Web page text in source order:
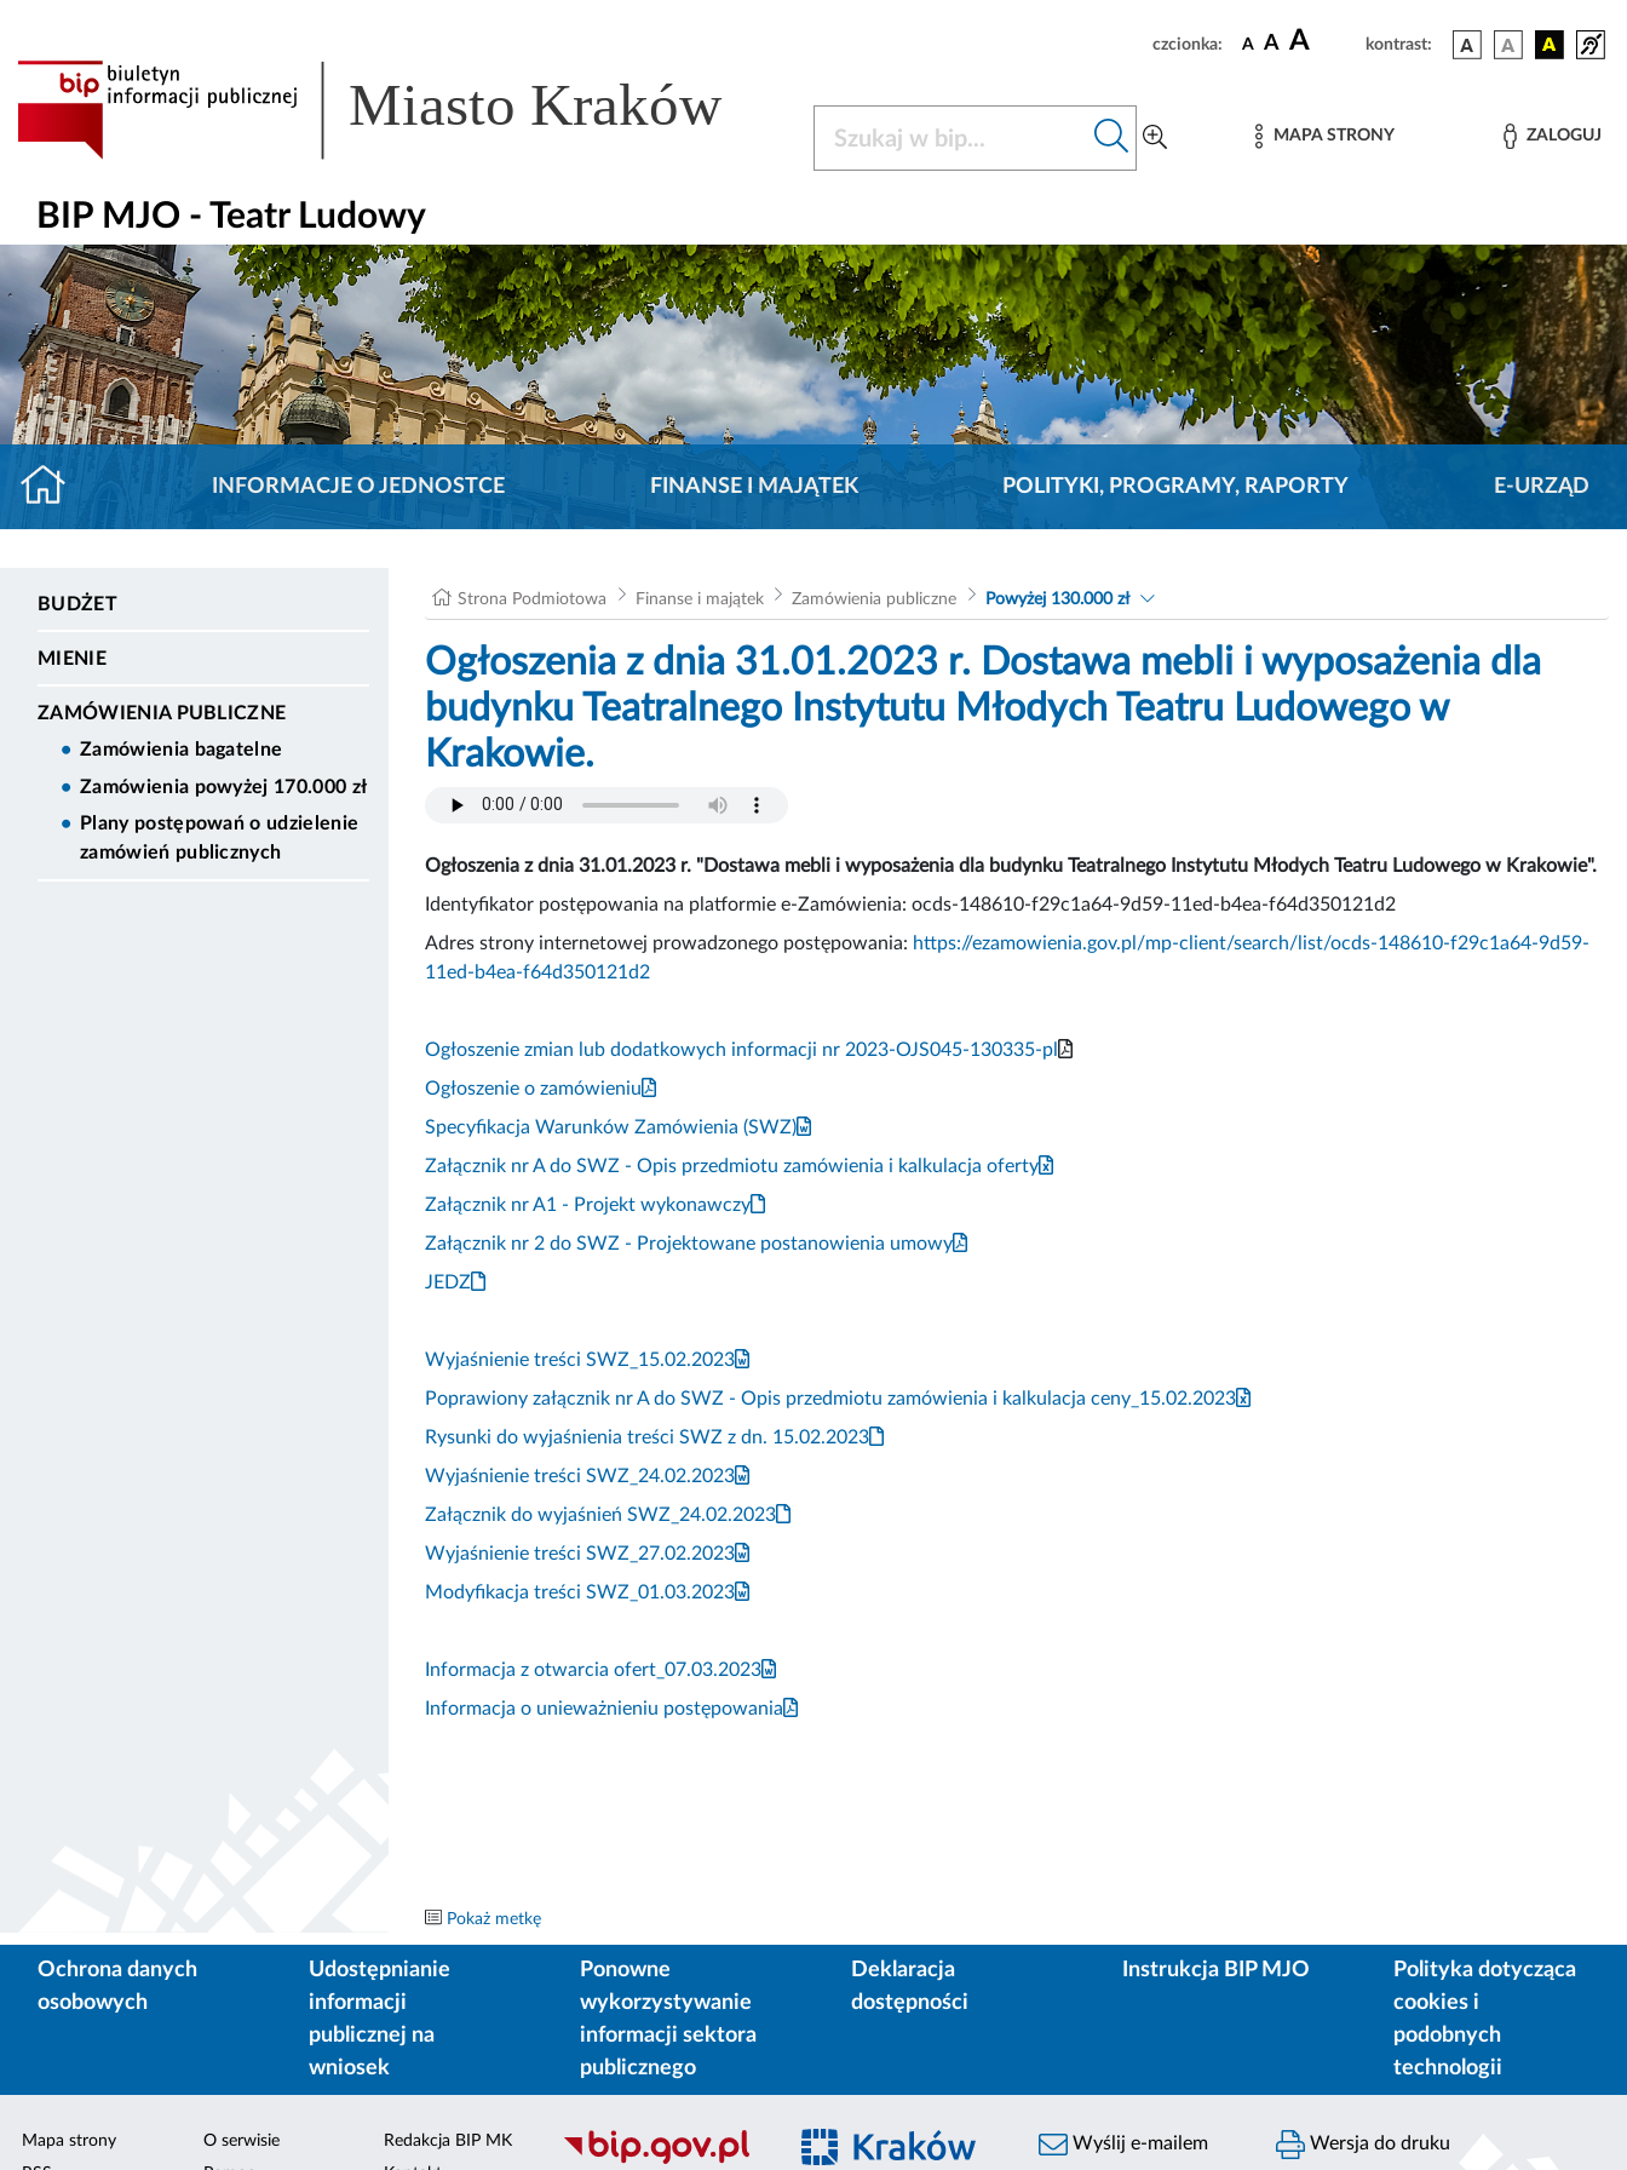
czcionka: A A A kontrast:
Miasto Kraków MAPA STRONY ZALOGUJ
BIP MJO - Teatr Ludowy
INFORMACJE O JEDNOSTCE FINANSE I MAJĄTEK POLITYKI, PROGRAMY, RAPORTY E-URZĄD
BUDŻET
MIENIE
ZAMÓWIENIA PUBLICZNE
Zamówienia bagatelne
Zamówienia powyżej 170.000 zł
Plany postępowań o udzielenie
zamówień publicznych
Strona Podmiotowa Finanse i majątek Zamówienia publiczne Powyżej 130.000 zł
Ogłoszenia z dnia 31.01.2023 r. Dostawa mebli i wyposażenia dla
budynku Teatralnego Instytutu Młodych Teatru Ludowego w
Krakowie.
Ogłoszenia z dnia 31.01.2023 r. "Dostawa mebli i wyposażenia dla budynku Teatralnego Instytutu Młodych Teatru Ludowego w Krakowie".
Identyfikator postępowania na platformie e-Zamówienia: ocds-148610-f29c1a64-9d59-11ed-b4ea-f64d350121d2
Adres strony internetowej prowadzonego postępowania: https://ezamowienia.gov.pl/mp-client/search/list/ocds-148610-f29c1a64-9d59-
11ed-b4ea-f64d350121d2
Ogłoszenie zmian lub dodatkowych informacji nr 2023-OJS045-130335-pl
Ogłoszenie o zamówieniu
Specyfikacja Warunków Zamówienia (SWZ)
Załącznik nr A do SWZ - Opis przedmiotu zamówienia i kalkulacja oferty
Załącznik nr A1 - Projekt wykonawczy
Załącznik nr 2 do SWZ - Projektowane postanowienia umowy
JEDZ
Wyjaśnienie treści SWZ_15.02.2023
Poprawiony załącznik nr A do SWZ - Opis przedmiotu zamówienia i kalkulacja ceny_15.02.2023
Rysunki do wyjaśnienia treści SWZ z dn. 15.02.2023
Wyjaśnienie treści SWZ_24.02.2023
Załącznik do wyjaśnień SWZ_24.02.2023
Wyjaśnienie treści SWZ_27.02.2023
Modyfikacja treści SWZ_01.03.2023
Informacja z otwarcia ofert_07.03.2023
Informacja o unieważnieniu postępowania
Pokaż metkę
Ochrona danych
osobowych
Udostępnianie
informacji
publicznej na
wniosek
Ponowne
wykorzystywanie
informacji sektora
publicznego
Deklaracja
dostępności
Instrukcja BIP MJO
Polityka dotycząca
cookies i
podobnych
technologii
Mapa strony
O serwisie
Redakcja BIP MK
Wyślij e-mailem Wersja do druku